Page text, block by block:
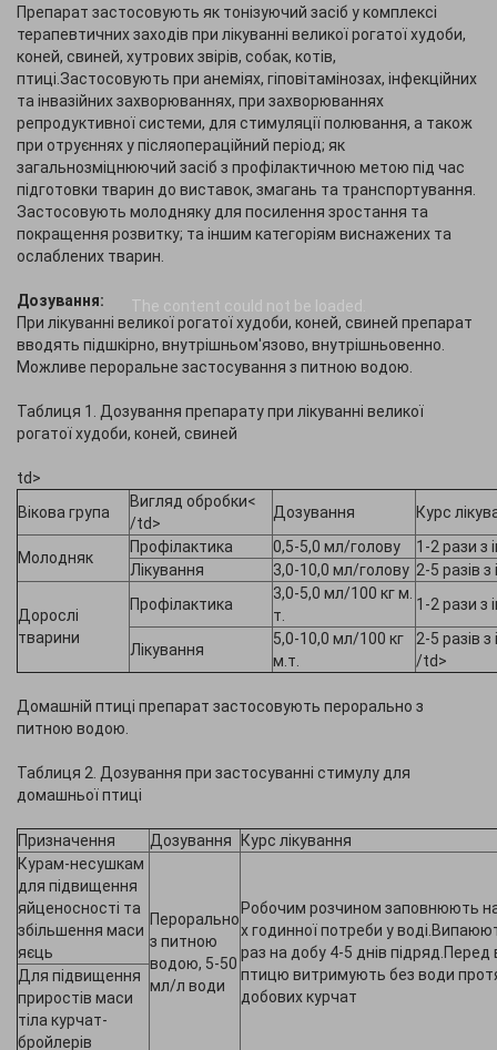
The content could not be loaded.
Препарат застосовують як тонізуючий засіб у комплексі
терапевтичних заходів при лікуванні великої рогатої худоби,
коней, свиней, хутрових звірів, собак, котів,
птиці.Застосовують при анеміях, гіповітамінозах, інфекційних
та інвазійних захворюваннях, при захворюваннях
репродуктивної системи, для стимуляції полювання, а також
при отруєннях у післяопераційний період; як
загальнозміцнюючий засіб з профілактичною метою під час
підготовки тварин до виставок, змагань та транспортування.
Застосовують молодняку ​​для посилення зростання та
покращення розвитку; та іншим категоріям виснажених та
ослаблених тварин.
Дозування:
При лікуванні великої рогатої худоби, коней, свиней препарат
вводять підшкірно, внутрішньом'язово, внутрішньовенно.
Можливе пероральне застосування з питною водою.
Таблиця 1. Дозування препарату при лікуванні великої
рогатої худоби, коней, свиней
td>
Вікова група
Вигляд обробки<
/td>
Дозування Курс
Молодняк
Профілактика 0,5-5,0 мл/голову
1-2 рази з
Лікування
3,0-10,0 мл/голову 2-5 разів
Дорослі
тварини
Профілактика
3,0-5,0 мл/100 кг м.
т.
1-2 рази з
Лікування
5,0-10,0 мл/100 кг
м.т.
2-5 разів
/td>
Домашній птиці препарат застосовують перорально з
питною водою.
Таблиця 2. Дозування при застосуванні стимулу для
домашньої птиці
Призначення Дозування
Курс лікування
Курам-несушкам
для підвищення
яйценосності та
збільшення маси
яєць
Перорально
з питною
водою, 5-50
мл/л води
Робочим розчином заповнюють
х годинної потреби у
раз на добу 4-5 днів
птицю витримують без води
добових курчат
Для підвищення
приростів маси
тіла курчат-
бройлерів